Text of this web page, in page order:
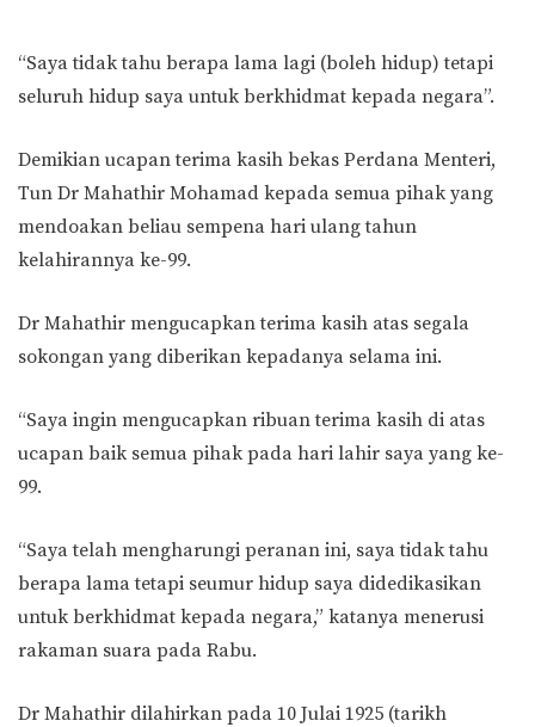
“Saya tidak tahu berapa lama lagi (boleh hidup) tetapi
seluruh hidup saya untuk berkhidmat kepada negara”.
Demikian ucapan terima kasih bekas Perdana Menteri,
Tun Dr Mahathir Mohamad kepada semua pihak yang
mendoakan beliau sempena hari ulang tahun
kelahirannya ke-99.
Dr Mahathir mengucapkan terima kasih atas segala
sokongan yang diberikan kepadanya selama ini.
“Saya ingin mengucapkan ribuan terima kasih di atas
ucapan baik semua pihak pada hari lahir saya yang ke-
99.
“Saya telah mengharungi peranan ini, saya tidak tahu
berapa lama tetapi seumur hidup saya didedikasikan
untuk berkhidmat kepada negara,” katanya menerusi
rakaman suara pada Rabu.
Dr Mahathir dilahirkan pada 10 Julai 1925 (tarikh